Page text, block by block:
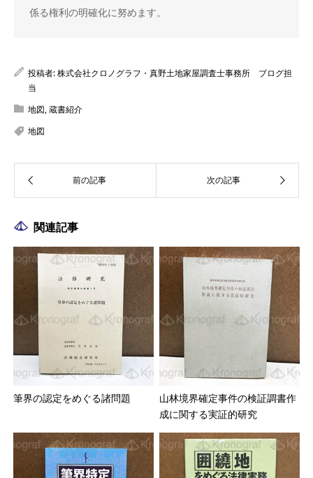
係る権利の明確化に努めます。
投稿者:株式会社クロノグラフ・真野土地家屋調査士事務所 ブログ担
当
地図,蔵書紹介
地図
関連記事
筆界の認定をめぐる諸問題
山林境界確定事件の検証調書作
成に関する実証的研究